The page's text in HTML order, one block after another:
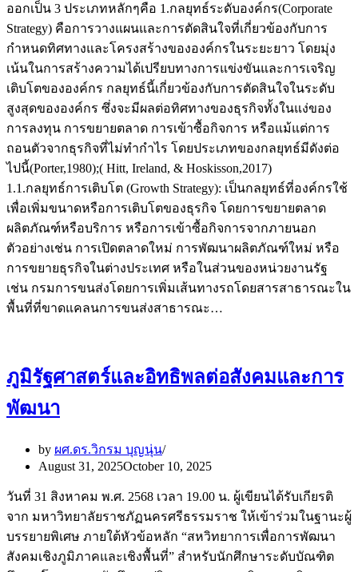
ออกเป็น 3 ประเภทหลักๆคือ 1.กลยุทธ์ระดับองค์กร(Corporate
Strategy) คือการวางแผนและการตัดสินใจที่เกี่ยวข้องกับการ
กำหนดทิศทางและโครงสร้างขององค์กรในระยะยาว โดยมุ่ง
เน้นในการสร้างความได้เปรียบทางการแข่งขันและการเจริญ
เติบโตขององค์กร กลยุทธ์นี้เกี่ยวข้องกับการตัดสินใจในระดับ
สูงสุดขององค์กร ซึ่งจะมีผลต่อทิศทางของธุรกิจทั้งในแง่ของ
การลงทุน การขยายตลาด การเข้าซื้อกิจการ หรือแม้แต่การ
ถอนตัวจากธุรกิจที่ไม่ทำกำไร โดยประเภทของกลยุทธ์มีดังต่อ
ไปนี้(Porter,1980);( Hitt, Ireland, & Hoskisson,2017)
1.1.กลยุทธ์การเติบโต (Growth Strategy): เป็นกลยุทธ์ที่องค์กรใช้
เพื่อเพิ่มขนาดหรือการเติบโตของธุรกิจ โดยการขยายตลาด
ผลิตภัณฑ์หรือบริการ หรือการเข้าซื้อกิจการจากภายนอก
ตัวอย่างเช่น การเปิดตลาดใหม่ การพัฒนาผลิตภัณฑ์ใหม่ หรือ
การขยายธุรกิจในต่างประเทศ หรือในส่วนของหน่วยงานรัฐ
เช่น กรมการขนส่งโดยการเพิ่มเส้นทางรถโดยสารสาธารณะใน
พื้นที่ที่ขาดแคลนการขนส่งสาธารณะ…
ภูมิรัฐศาสตร์และอิทธิพลต่อสังคมและการ
พัฒนา
by ผศ.ดร.วิกรม บุญนุ่น
August 31, 2025October 10, 2025
วันที่ 31 สิงหาคม พ.ศ. 2568 เวลา 19.00 น. ผู้เขียนได้รับเกียรติ
จาก มหาวิทยาลัยราชภัฏนครศรีธรรมราช ให้เข้าร่วมในฐานะผู้
บรรยายพิเศษ ภายใต้หัวข้อหลัก “สหวิทยาการเพื่อการพัฒนา
สังคมเชิงภูมิภาคและเชิงพื้นที่” สำหรับนักศึกษาระดับบัณฑิต